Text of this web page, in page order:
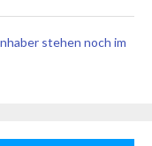
stehen noch im